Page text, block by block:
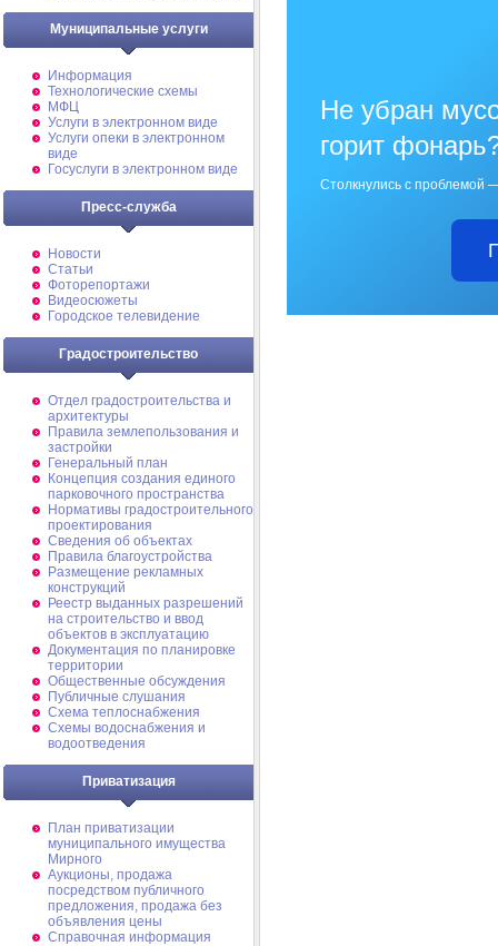
Муниципальные услуги
Информация
Технологические схемы
МФЦ
Услуги в электронном виде
Услуги опеки в электронном
виде
Госуслуги в электронном виде
Пресс-служба
Новости
Статьи
Фоторепортажи
Видеосюжеты
Городское телевидение
Градостроительство
Отдел градостроительства и
архитектуры
Правила землепользования и
застройки
Генеральный план
Концепция создания единого
парковочного пространства
Нормативы градостроительного
проектирования
Сведения об объектах
Правила благоустройства
Размещение рекламных
конструкций
Реестр выданных разрешений
на строительство и ввод
объектов в эксплуатацию
Документация по планировке
территории
Общественные обсуждения
Публичные слушания
Схема теплоснабжения
Схемы водоснабжения и
водоотведения
Приватизация
План приватизации
муниципального имущества
Мирного
Аукционы, продажа
посредством публичного
предложения, продажа без
объявления цены
Справочная информация
Не убран
горит
Столкнулись с проблемой